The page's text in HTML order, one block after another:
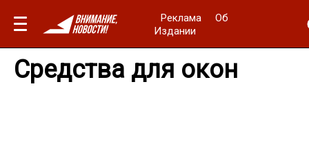
Реклама
Об
Издании
Средства для окон